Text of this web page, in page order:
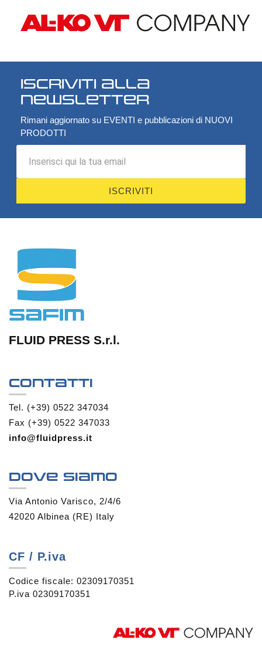
Iscriviti alla
Newsletter
Rimani aggiornato su EVENTI e pubblicazioni di NUOVI
PRODOTTI
ISCRIVITI
FLUID PRESS S.r.l.
Contatti
Tel. (+39) 0522 347034
Fax (+39) 0522 347033
info@fluidpress.it
Dove siamo
Via Antonio Varisco, 2/4/6
42020 Albinea (RE) Italy
CF / P.iva
Codice fiscale: 02309170351
P.iva 02309170351